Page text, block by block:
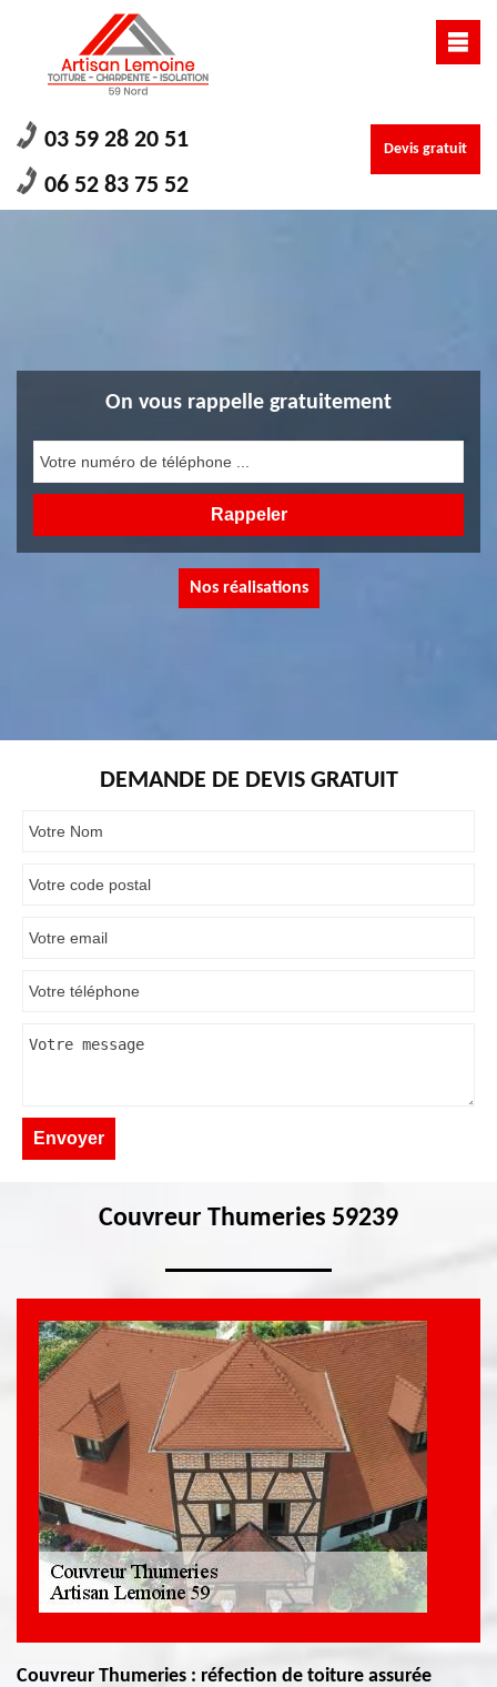
03 59 28 20 51
06 52 83 75 52
Devis gratuit
On vous rappelle gratuitement
Nos réalisations
DEMANDE DE DEVIS GRATUIT
Couvreur Thumeries 59239
Couvreur Thumeries : réfection de toiture assurée